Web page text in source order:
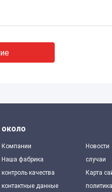
около
Компании
Наша фабрика
контроль качества
контактные данные
Новости
случаи
Карта